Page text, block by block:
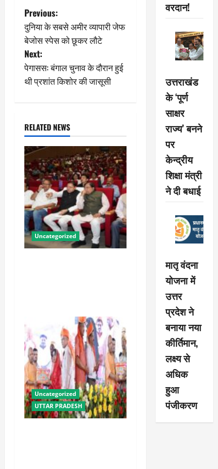
P
o
s
t
v
i
g
a
t
i
Previous:
दुनिया के सबसे अमीर व्यापारी जेफ
बेजोस स्पेस को छूकर लौटे
Next:
पेगासस: बंगाल चुनाव के दौरान हुई
थी प्रशांत किशोर की जासूसी
RELATED NEWS
Uncategorized
Uncategorized
UTTAR PRADESH
वरदान!
उत्तराखंड
के ‘पूर्ण
साक्षर
राज्य’ बनने
पर
केन्द्रीय
शिक्षा मंत्री
ने दी बधाई
मातृ वंदना
योजना में
उत्तर
प्रदेश ने
बनाया नया
कीर्तिमान,
लक्ष्य से
अधिक
हुआ
पंजीकरण